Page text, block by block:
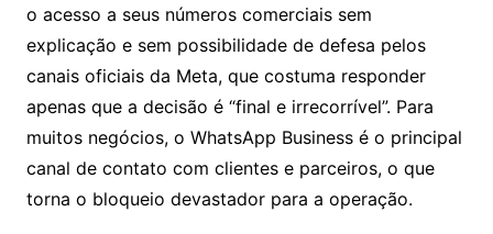
o acesso a seus números comerciais sem
explicação e sem possibilidade de defesa pelos
canais oficiais da Meta, que costuma responder
apenas que a decisão é “final e irrecorrível”. Para
muitos negócios, o WhatsApp Business é o principal
canal de contato com clientes e parceiros, o que
torna o bloqueio devastador para a operação.